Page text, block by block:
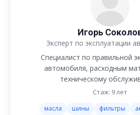
Игорь
Эксперт по эксплуатации
Специалист по правильной
автомобиля, расходным
техническому
Стаж: 9 лет
масла шины фильтры